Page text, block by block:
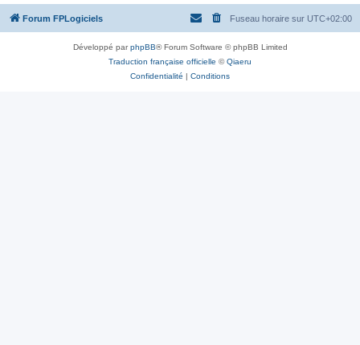
Forum FPLogiciels Fuseau horaire sur UTC+02:00
Développé parphpBB® Forum Software © phpBB Limited
Traduction française officielle ©Qiaeru
Confidentialité | Conditions